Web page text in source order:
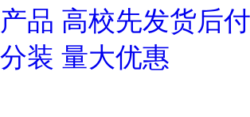
产品 高校先发货后
分装 量大优惠